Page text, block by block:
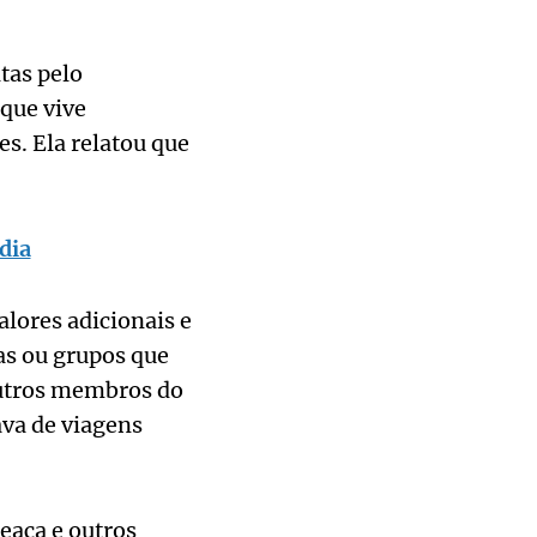
pelo
vive
Ela relatou que
adicionais e
ou grupos que
membros do
de viagens
e outros